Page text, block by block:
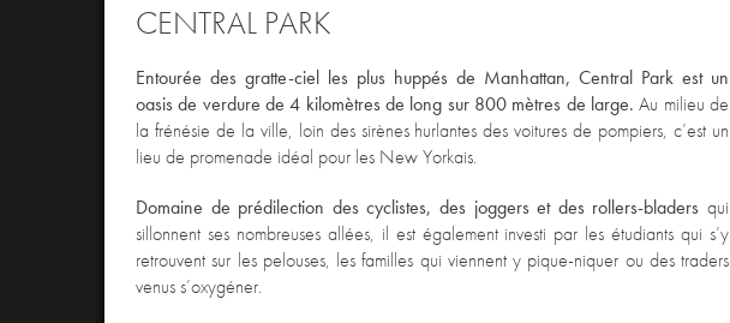
CENTRAL PARK
Entourée des gratte-ciel les plus huppés de Manhattan, Central Park est un
oasis de verdure de 4 kilomètres de long sur 800 mètres de large. Au milieu de
la frénésie de la ville, loin des sirènes hurlantes des voitures de pompiers, c’est un
lieu de promenade idéal pour les New Yorkais.
Domaine de prédilection des cyclistes, des joggers et des rollers-bladers qui
sillonnent ses nombreuses allées, il est également investi par les étudiants qui s’y
retrouvent sur les pelouses, les familles qui viennent y pique-niquer ou des traders
venus s’oxygéner.